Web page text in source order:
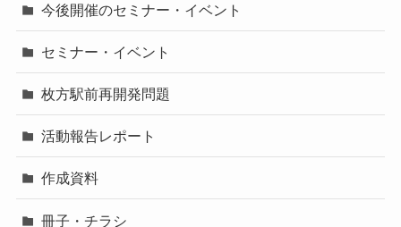
今後開催のセミナー・イベント
セミナー・イベント
枚方駅前再開発問題
活動報告レポート
作成資料
冊子・チラシ